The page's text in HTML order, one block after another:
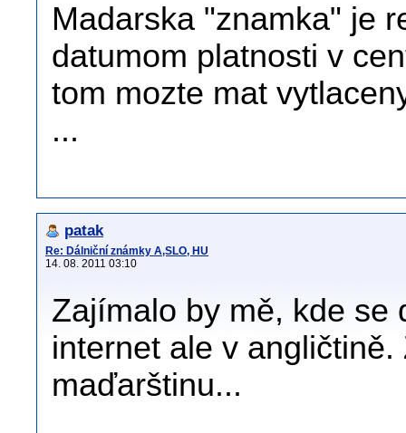
Madarska "znamka" je
datumom platnosti v
tom mozte mat
...
patak
Re: Dálniční známky A,SLO, HU
14. 08. 2011 03:10
Zajímalo by mě, kde se
internet ale v
maďarštinu...